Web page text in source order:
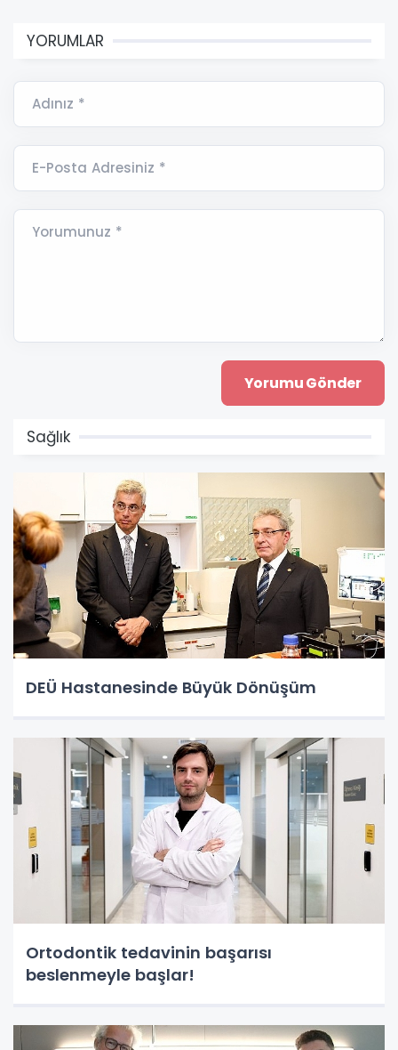
YORUMLAR
Adınız *
E-Posta Adresiniz *
Yorumunuz *
Sağlık
DEÜ Hastanesinde Büyük Dönüşüm
Ortodontik tedavinin başarısı
beslenmeyle başlar!